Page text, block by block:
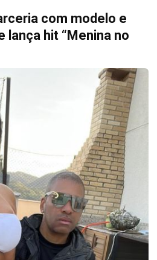
com modelo e
lança hit “Menina no